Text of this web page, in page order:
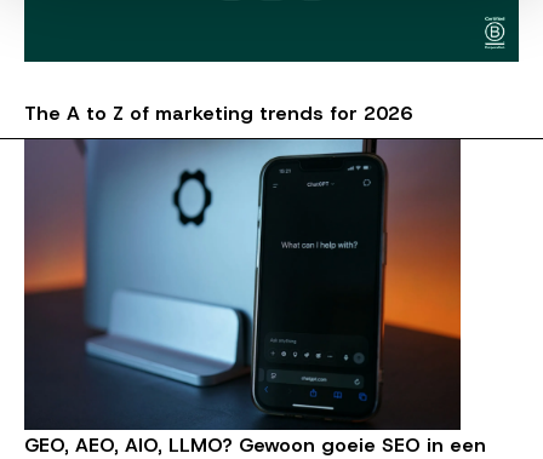
The A to Z of marketing trends for 2026
GEO, AEO, AIO, LLMO? Gewoon goeie SEO in een